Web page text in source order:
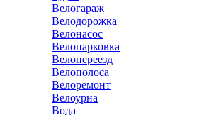
Велогараж
Велодорожка
Велонасос
Велопарковка
Велопереезд
Велополоса
Велоремонт
Велоурна
Вода